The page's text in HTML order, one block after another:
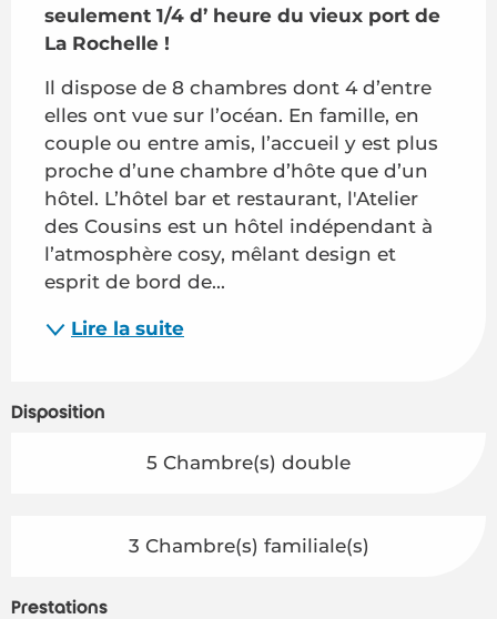
seulement 1/4 d’ heure du vieux port de
La Rochelle !
Il dispose de 8 chambres dont 4 d’entre
elles ont vue sur l’océan. En famille, en
couple ou entre amis, l’accueil y est plus
proche d’une chambre d’hôte que d’un
hôtel. L’hôtel bar et restaurant, l'Atelier
des Cousins est un hôtel indépendant à
l’atmosphère cosy, mêlant design et
esprit de bord de...
Lire la suite
Disposition
5 Chambre(s) double
3 Chambre(s) familiale(s)
Prestations